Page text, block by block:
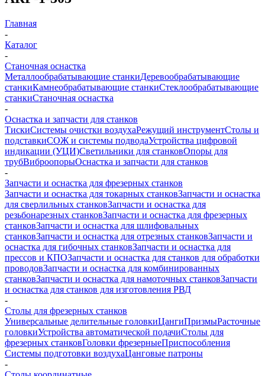
Главная
-
Каталог
-
Станочная оснастка
Металлообрабатывающие станкиДеревообрабатывающие
станкиКамнеобрабатывающие станкиСтеклообрабатывающие
станкиСтаночная оснастка
-
Оснастка и запчасти для станков
ТискиСистемы очистки воздухаРежущий инструментСтолы и
подставкиСОЖ и системы подводаУстройства цифровой
индикации (УЦИ)Светильники для станковОпоры для
трубВиброопорыОснастка и запчасти для станков
-
Запчасти и оснастка для фрезерных станков
Запчасти и оснастка для токарных станковЗапчасти и оснастка
для сверлильных станковЗапчасти и оснастка для
резьбонарезных станковЗапчасти и оснастка для фрезерных
станковЗапчасти и оснастка для шлифовальных
станковЗапчасти и оснастка для отрезных станковЗапчасти и
оснастка для гибочных станковЗапчасти и оснастка для
прессов и КПОЗапчасти и оснастка для станков для обработки
проводовЗапчасти и оснастка для комбинированных
станковЗапчасти и оснастка для намоточных станковЗапчасти
и оснастка для станков для изготовления РВД
-
Столы для фрезерных станков
Универсальные делительные головкиЦангиПризмыРасточные
головкиУстройства автоматической подачиСтолы для
фрезерных станковГоловки фрезерныеПриспособления
Системы подготовки воздухаЦанговые патроны
-